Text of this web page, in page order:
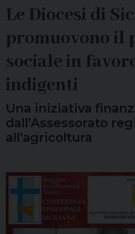
Le Diocesi di
promuovono il
sociale in
indigenti
Una iniziativa
dall’Assessorato
all’agricoltura